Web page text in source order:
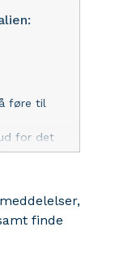
føre til
for det
finde